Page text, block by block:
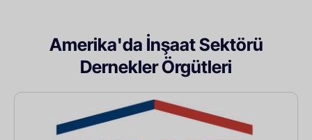
Amerika'da İnşaat Sektörü
Dernekler Örgütleri